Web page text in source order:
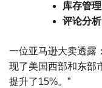
库存管理
评论分析
一位亚马逊大卖透露
现了美国西部和东部
提升了15%。”